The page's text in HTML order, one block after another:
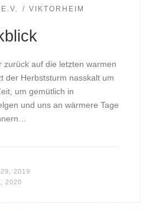
VIKTORHEIM
zurück auf die letzten warmen
der Herbststurm nasskalt um
um gemütlich in
und uns an wärmere Tage
2019
2020